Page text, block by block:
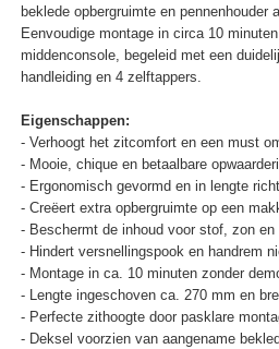
beklede opbergruimte en pennenhouder
Eenvoudige montage in circa 10
middenconsole, begeleid met een
handleiding en 4 zelftappers.
Eigenschappen:
- Verhoogt het zitcomfort en een must
- Mooie, chique en betaalbare
- Ergonomisch gevormd en in lengte
- Creëert extra opbergruimte op een
- Beschermt de inhoud voor stof, zon en
- Hindert versnellingspook en handrem
- Montage in ca. 10 minuten zonder
- Lengte ingeschoven ca. 270 mm en
- Perfecte zithoogte door pasklare
- Deksel voorzien van aangename